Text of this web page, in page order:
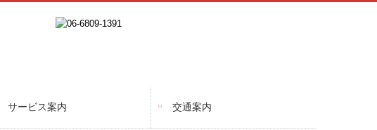
サービス案内 交通案内